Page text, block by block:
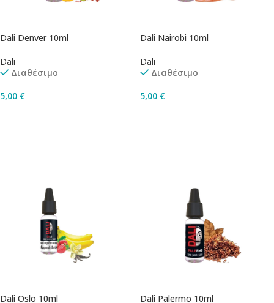
Dali Denver 10ml
Dali
Διαθέσιμο
5,00 €
Dali Nairobi 10ml
Dali
Διαθέσιμο
5,00 €
Dali Oslo 10ml Dali Palermo 10ml